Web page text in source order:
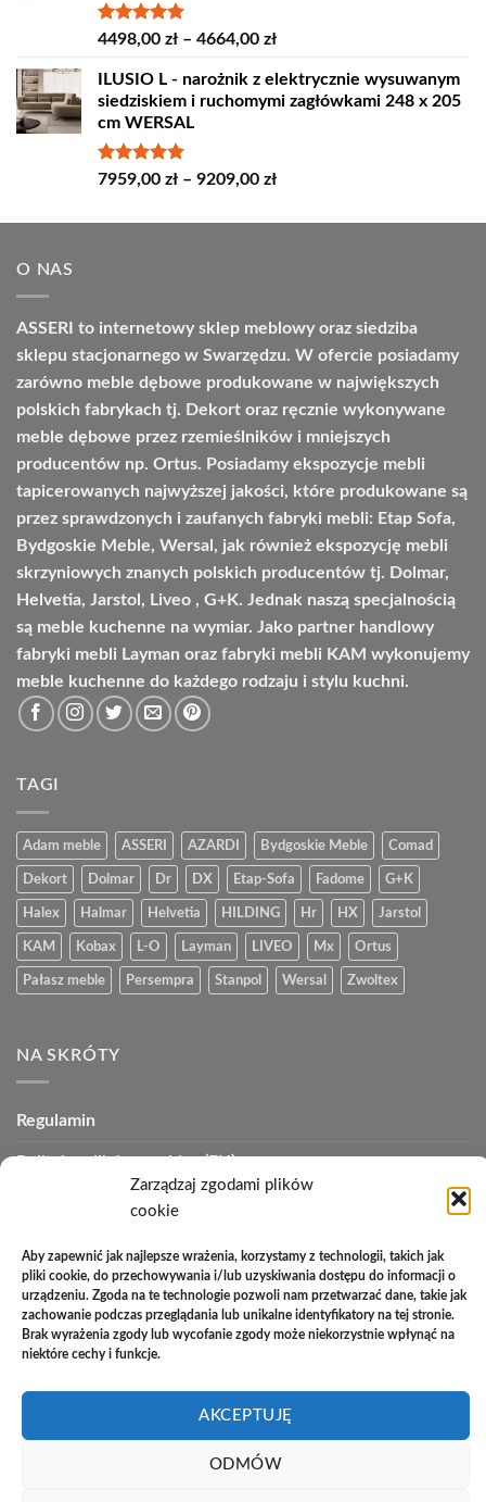
Zarządzaj zgodami plików
cookie
Aby zapewnić jak najlepsze wrażenia, korzystamy z technologii, takich jak
pliki cookie, do przechowywania i/lub uzyskiwania dostępu do informacji o
urządzeniu. Zgoda na te technologie pozwoli nam przetwarzać dane, takie jak
zachowanie podczas przeglądania lub unikalne identyfikatory na tej stronie.
Brak wyrażenia zgody lub wycofanie zgody może niekorzystnie wpłynąć na
niektóre cechy i funkcje.
AKCEPTUJĘ
ODMÓW
4809,00 zł
Oceniono
4498,00 zł – 4664,00 złZakres
od
4498,00 zł
ILUSIO L - narożnik z elektrycznie wysuwanym
siedziskiem i ruchomymi zagłówkami 248 x 205
cm WERSAL
Oceniono
7959,00 zł – 9209,00 złZakres
od
O NAS
ASSERI to internetowy sklep meblowy oraz siedziba
sklepu stacjonarnego w Swarzędzu. W ofercie posiadamy
zarówno meble dębowe produkowane w największych
polskich fabrykach tj. Dekort oraz ręcznie wykonywane
meble dębowe przez rzemieślników i mniejszych
producentów np. Ortus. Posiadamy ekspozycje mebli
tapicerowanych najwyższej jakości, które produkowane są
przez sprawdzonych i zaufanych fabryki mebli: Etap Sofa,
Bydgoskie Meble, Wersal, jak również ekspozycję mebli
skrzyniowych znanych polskich producentów tj. Dolmar,
Helvetia, Jarstol, Liveo , G+K. Jednak naszą specjalnością
są meble kuchenne na wymiar. Jako partner handlowy
fabryki mebli Layman oraz fabryki mebli KAM wykonujemy
meble kuchenne do każdego rodzaju i stylu kuchni.
TAGI
Adam meble ASSERI AZARDI Bydgoskie Meble Comad
Dekort Dolmar Dr DX Etap-Sofa Fadome G+K
Halex Halmar Helvetia HILDING Hr HX Jarstol
KAM Kobax L-O Layman LIVEO Mx Ortus
Pałasz meble Persempra Stanpol Wersal Zwoltex
NA SKRÓTY
Regulamin
Polityka plików cookies (EU)
Polityka prywatności
Zakupy na raty
Kontakt
PayU
Cash
Delivery
Studio Meblowe Asseri